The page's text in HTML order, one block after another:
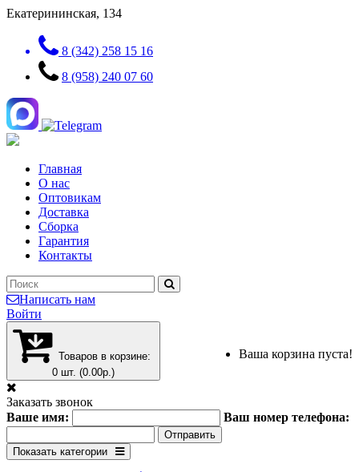
Екатерининская, 134
8 (342) 258 15 16
8 (958) 240 07 60
Главная
О нас
Оптовикам
Доставка
Сборка
Гарантия
Контакты
Написать нам
Войти
Товаров в корзине:
0 шт. (0.00р.)
Ваша корзина пуста!
Заказать звонок
Ваше имя:
Ваш номер телефона:
Показать категории